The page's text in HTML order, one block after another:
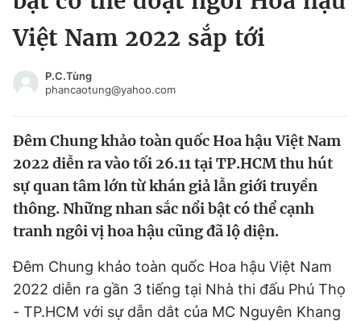
Chào ngày mới Tin 24h
Magazine
Sản phẩm khác
Thông tin tòa soạn Liên hệ quảng cáo
Tin đã xem
Đăng xuất
Việt Nam 2022 sắp tới
P.C.Tùng
phancaotung@yahoo.com
Đêm Chung khảo toàn quốc Hoa hậu Việt Nam
2022 diễn ra vào tối 26.11 tại TP.HCM thu hút
sự quan tâm lớn từ khán giả lẫn giới truyền
thông. Những nhan sắc nổi bật có thể cạnh
tranh ngôi vị hoa hậu cũng đã lộ diện.
Đêm Chung khảo toàn quốc Hoa hậu Việt Nam
2022 diễn ra gần 3 tiếng tại Nhà thi đấu Phú Thọ
- TP.HCM với sự dẫn dắt của MC Nguyên Khang